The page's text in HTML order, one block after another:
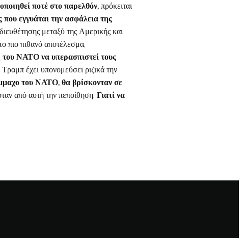
ποτέ στο παρελθόν, πρόκειται
εγγυάται την ασφάλεια της
μεταξύ της Αμερικής και
πιο πιθανό αποτέλεσμα,
του ΝΑΤΟ να υπερασπιστεί τους
έχει υπονομεύσει ριζικά την
του ΝΑΤΟ, θα βρίσκονταν σε
από αυτή την πεποίθηση.Γιατί να